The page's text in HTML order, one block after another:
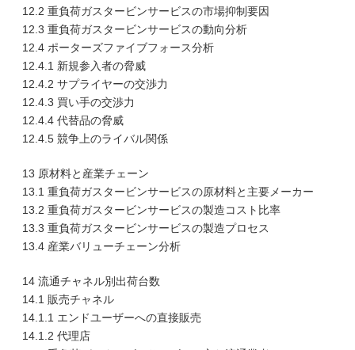
12.2 重負荷ガスタービンサービスの市場抑制要因
12.3 重負荷ガスタービンサービスの動向分析
12.4 ポーターズファイブフォース分析
12.4.1 新規参入者の脅威
12.4.2 サプライヤーの交渉力
12.4.3 買い手の交渉力
12.4.4 代替品の脅威
12.4.5 競争上のライバル関係
13 原材料と産業チェーン
13.1 重負荷ガスタービンサービスの原材料と主要メーカー
13.2 重負荷ガスタービンサービスの製造コスト比率
13.3 重負荷ガスタービンサービスの製造プロセス
13.4 産業バリューチェーン分析
14 流通チャネル別出荷台数
14.1 販売チャネル
14.1.1 エンドユーザーへの直接販売
14.1.2 代理店